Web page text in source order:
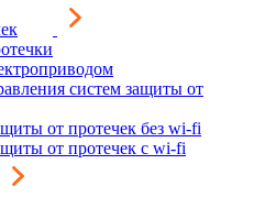
систем защиты от
от протечек без wi-fi
от протечек с wi-fi